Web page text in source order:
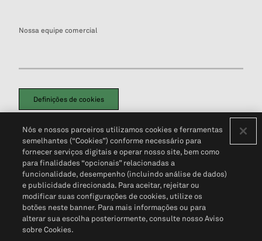
Nossa equipe comercial
Definições de cookies
Política de PrivacidadePortal de privacidade do cliente (em inglês)
Não Venda Minhas Informações Pessoais© 2026 S&P Global
Nós e nossos parceiros utilizamos cookies e ferramentas
semelhantes (“Cookies”) conforme necessário para
fornecer serviços digitais e operar nosso site, bem como
para finalidades “opcionais” relacionadas a
funcionalidade, desempenho (incluindo análise de dados)
e publicidade direcionada. Para aceitar, rejeitar ou
modificar suas configurações de cookies, utilize os
botões neste banner. Para mais informações ou para
alterar sua escolha posteriormente, consulte nosso Aviso
sobre Cookies.